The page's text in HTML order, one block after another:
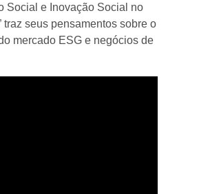
Social e Inovação Social no
traz seus pensamentos sobre o
mercado ESG e negócios de